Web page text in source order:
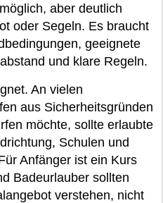
aber deutlich
oder Segeln. Es braucht
geeignete
und klare Regeln.
An vielen
aus Sicherheitsgründen
möchte, sollte erlaubte
Schulen und
Anfänger ist ein Kurs
Badeurlauber sollten
verstehen, nicht